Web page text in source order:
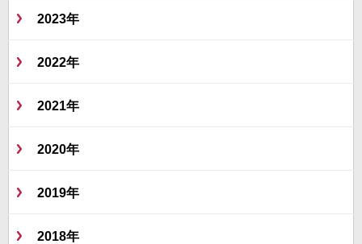
2023年
2022年
2021年
2020年
2019年
2018年